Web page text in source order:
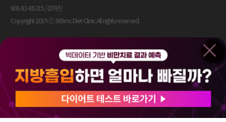
601-82-65215 /김하진
Copyright 2019 ⓒ 365mc Diet Clinic All rights reserved.